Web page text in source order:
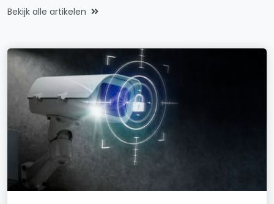
Bekijk alle artikelen